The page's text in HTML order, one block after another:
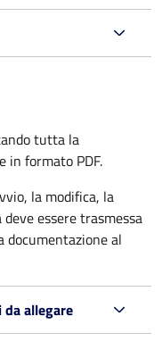
tutta la
in formato PDF.
la modifica, la
essere trasmessa
documentazione al
allegare